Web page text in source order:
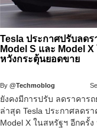
Tesla ประกาศปรับลด
Model S และ Model
หวังกระตุ้นยอดขาย
By@Techmoblog
ยังคงมีการปรับ ลดราคาร
ล่าสุด Tesla ประกาศลดรา
Model X ในสหรัฐฯ อีกครั้